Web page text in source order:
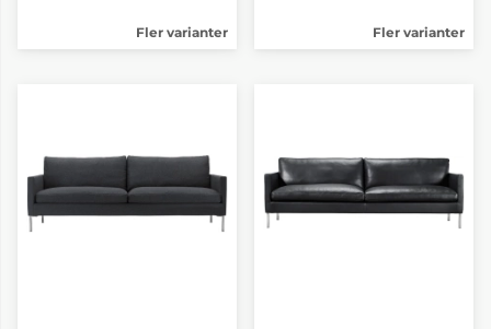
Fler varianter Fler varianter